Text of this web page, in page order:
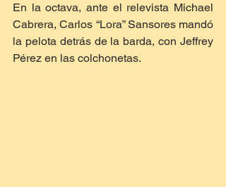
En la octava, ante el relevista Michael
Cabrera, Carlos “Lora” Sansores mandó
la pelota detrás de la barda, con Jeffrey
Pérez en las colchonetas.